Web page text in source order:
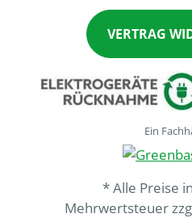
VERTRAG
Ein
* Alle Preise
Mehrwertsteuer